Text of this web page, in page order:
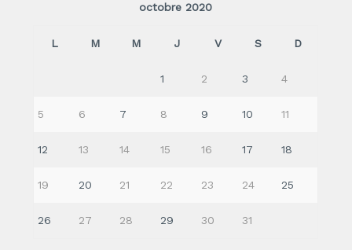
octobre 2020
L M M J V S D
1 2 3 4
5 6 7 8 9 10 11
12 13 14 15 16 17 18
19 20 21 22 23 24 25
26 27 28 29 30 31